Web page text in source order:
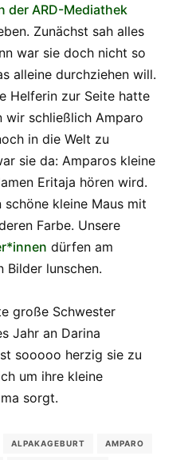
der ARD-Mediathek
Zunächst sah alles
war sie doch nicht so
alleine durchziehen will.
Helferin zur Seite hatte
wir schließlich Amparo
in die Welt zu
sie da: Amparos kleine
Eritaja hören wird.
kleine Maus mit
Farbe. Unsere
dürfen am
Bilder lunschen.
große Schwester
Jahr an Darina
sooooo herzig sie zu
um ihre kleine
sorgt.
ALPAKAGEBURT AMPARO